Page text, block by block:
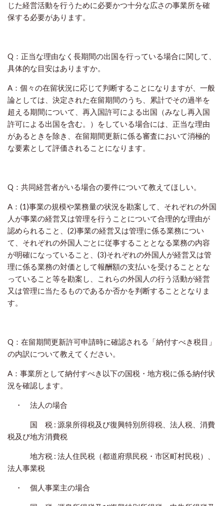
じた経営活動を行うために必要かつ十分な広さの事業所を確
保する必要があります。
Q：正当な理由なく長期間の出国を行っている場合に関して、
具体的な目安はありますか。
A：個々の在留状況に応じて判断することになりますが、一般
論としては、決定された在留期間のうち、累計でその過半を
超える期間について、再入国許可による出国（みなし再入国
許可による出国を含む。）をしている場合には、正当な理由
があるときを除き、在留期間更新に係る審査において消極的
な要素として評価されることになります。
Q：共同経営者がいる場合の要件について教えてほしい。
A：(1)事業の規模や業務量の状況を勘案して、それぞれの外国
人が事業の経営又は管理を行うことについて合理的な理由が
認められること、(2)事業の経営又は管理に係る業務につい
て、それぞれの外国人ごとに従事することとなる業務の内容
が明確になっていること、(3)それぞれの外国人が経営又は管
理に係る業務の対価として報酬額の支払いを受けることとな
っていること等を勘案し、これらの外国人の行う活動が経営
又は管理に当たるものであるか否かを判断することとなりま
す。
Q：在留期間更新許可申請時に確認される「納付すべき税目」
の内訳について教えてください。
A：事業所として納付すべき以下の国税・地方税に係る納付状
況を確認します。
・ 法人の場合
国 税 : 源泉所得税及び復興特別所得税、法人税、消費
税及び地方消費税
地方税 : 法人住民税（都道府県民税・市区町村民税）、
法人事業税
・ 個人事業主の場合